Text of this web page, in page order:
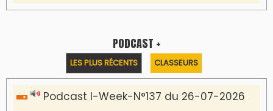
PODCAST +
LES PLUS RÉCENTS CLASSEURS
Podcast I-Week-N°137 du 26-07-2026